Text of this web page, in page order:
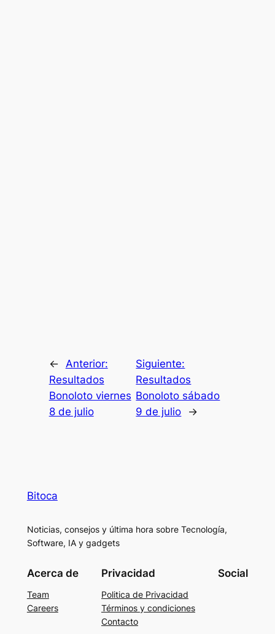
←
Anterior:
Resultados
Bonoloto viernes
8 de julio
Siguiente:
Resultados
Bonoloto sábado
9 de julio
→
Bitoca
Noticias, consejos y última hora sobre Tecnología,
Software, IA y gadgets
Acerca de
Team
Careers
Privacidad
Politica de Privacidad
Términos y condiciones
Contacto
Social